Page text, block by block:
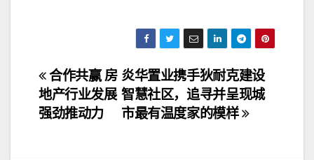
文
章
炎华置业携手狄耐克建设
智慧社区，追寻并呈现城
市最有温度家的模样
合作共赢 房
地产行业发展
强劲推动力